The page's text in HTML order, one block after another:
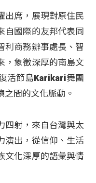
出席，展現對原住民
自國際的友邦代表同
利商務辦事處長、智
，象徵深厚的南島文
活節島Karikari舞團
間的文化脈動。
四射，來自台灣與太
演出，從信仰、生活
文化深厚的語彙與情